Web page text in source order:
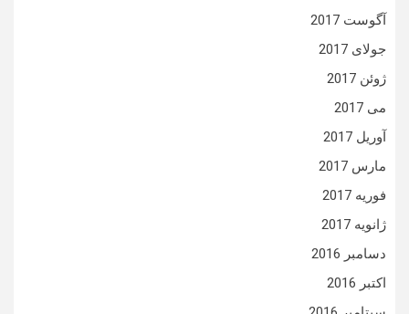
آگوست 2017
جولای 2017
ژوئن 2017
می 2017
آوریل 2017
مارس 2017
فوریه 2017
ژانویه 2017
دسامبر 2016
اکتبر 2016